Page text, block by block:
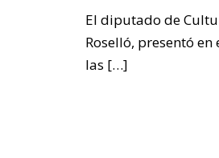
El diputado de
Roselló, presentó
las […]